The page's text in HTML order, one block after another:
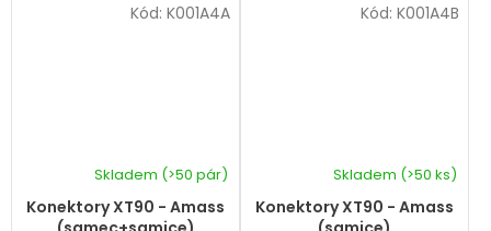
Konektory XT90 - Amass
Skladem (>50 pár)
Kód: K001A4A
Konektory XT90 - Amass
Skladem (>50 ks)
Kód: K001A4B